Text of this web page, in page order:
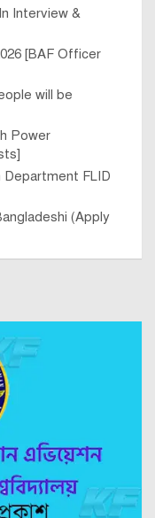
Interview &
[BAF Officer
will be
Power
FLID
(Apply